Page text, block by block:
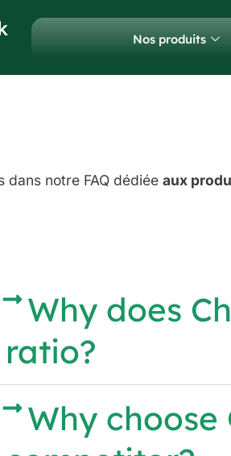
Nos produits
notre FAQ dédiée aux
Why does
ratio?
Why